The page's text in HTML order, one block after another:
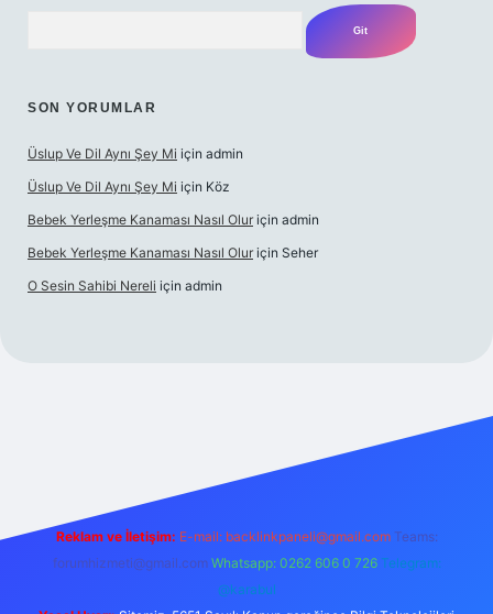
SON YORUMLAR
Üslup Ve Dil Aynı Şey Mi için admin
Üslup Ve Dil Aynı Şey Mi için Köz
Bebek Yerleşme Kanaması Nasıl Olur için admin
Bebek Yerleşme Kanaması Nasıl Olur için Seher
O Sesin Sahibi Nereli için admin
Reklam ve İletişim: E-mail: backlinkpaneli@gmail.com Teams:
forumhizmeti@gmail.com Whatsapp: 0262 606 0 726 Telegram:
@karabul